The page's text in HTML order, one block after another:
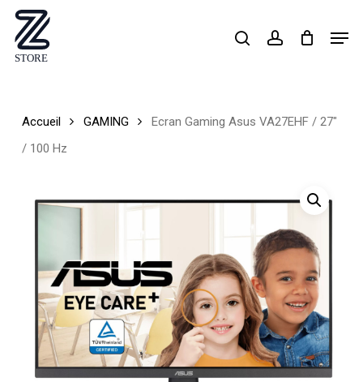
Skip
main
searchaccount
Accueil GAMING
Ecran Gaming Asus VA27EHF / 27″
/ 100 Hz